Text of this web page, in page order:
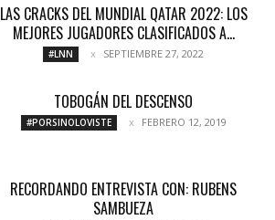
LAS CRACKS DEL MUNDIAL QATAR 2022: LOS
MEJORES JUGADORES CLASIFICADOS A...
#LNN SEPTIEMBRE 27, 2022
TOBOGÁN DEL DESCENSO
#PORSINOLOVISTE FEBRERO 12, 2019
RECORDANDO ENTREVISTA CON: RUBENS
SAMBUEZA